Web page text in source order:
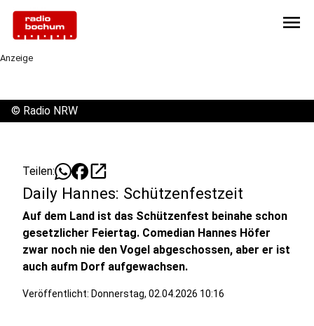
menu
Anzeige
© Radio NRW
Teilen: open_in_new
Daily Hannes: Schützenfestzeit
Auf dem Land ist das Schützenfest beinahe schon
gesetzlicher Feiertag. Comedian Hannes Höfer
zwar noch nie den Vogel abgeschossen, aber er ist
auch aufm Dorf aufgewachsen.
Veröffentlicht: Donnerstag, 02.04.2026 10:16